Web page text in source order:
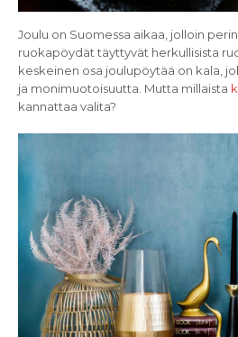
Joulu on Suomessa aikaa, jolloin
ruokapöydät täyttyvät herkullisista
keskeinen osa joulupöytää on kala,
ja monimuotoisuutta. Mutta millaista
kannattaa valita?